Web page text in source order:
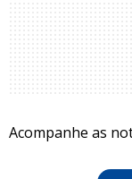
Acompanhe as